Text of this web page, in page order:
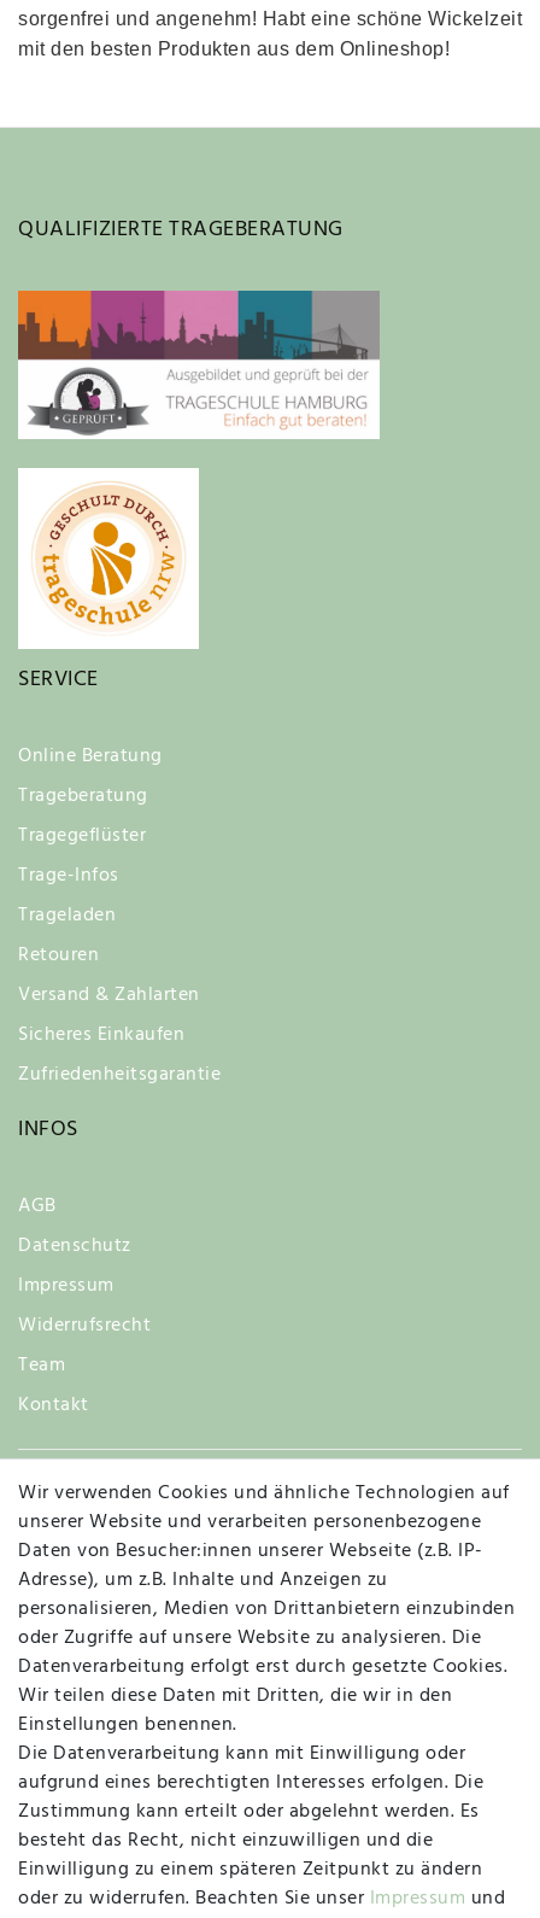
sorgenfrei und angenehm! Habt eine schöne Wickelzeit
mit den besten Produkten aus dem Onlineshop!
QUALIFIZIERTE TRAGEBERATUNG
SERVICE
Online Beratung
Trageberatung
Tragegeflüster
Trage-Infos
Trageladen
Retouren
Versand & Zahlarten
Sicheres Einkaufen
Zufriedenheitsgarantie
INFOS
AGB
Datenschutz
Impressum
Widerrufsrecht
Team
Kontakt
Widerruf
Vertrag widerrufen Kontakt
MAPALI VOR ORT
Herzogstraße 10
47533 Kleve
Montag, Dienstag, Donnerstag, Freitag
09:00 Uhr bis 13:00 Uhr
Wir verwenden Cookies und ähnliche Technologien auf
unserer Website und verarbeiten personenbezogene
Daten von Besucher:innen unserer Webseite (z.B. IP-
Adresse), um z.B. Inhalte und Anzeigen zu
personalisieren, Medien von Drittanbietern einzubinden
oder Zugriffe auf unsere Website zu analysieren. Die
Datenverarbeitung erfolgt erst durch gesetzte Cookies.
Wir teilen diese Daten mit Dritten, die wir in den
Einstellungen benennen.
Die Datenverarbeitung kann mit Einwilligung oder
aufgrund eines berechtigten Interesses erfolgen. Die
Zustimmung kann erteilt oder abgelehnt werden. Es
besteht das Recht, nicht einzuwilligen und die
Einwilligung zu einem späteren Zeitpunkt zu ändern
oder zu widerrufen. Beachten Sie unser Impressum und